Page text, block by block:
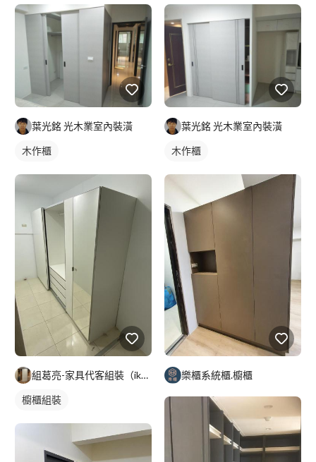
葉光銘 光木業室內裝潢
木作櫃
組葛亮-家具代客組裝（ikea、淘寶）
櫥櫃組裝
葉光銘 光木業室內裝潢
木作櫃
樂櫃系統櫃.櫥櫃